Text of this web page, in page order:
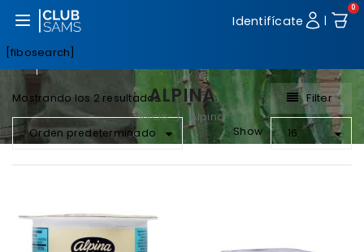
Abrir menú Identifícate |
0
[fibosearch]
ALPINA
Inicio / Alpina
Mostrando los 2 resultados Filter
Orden predeterminado Show 16